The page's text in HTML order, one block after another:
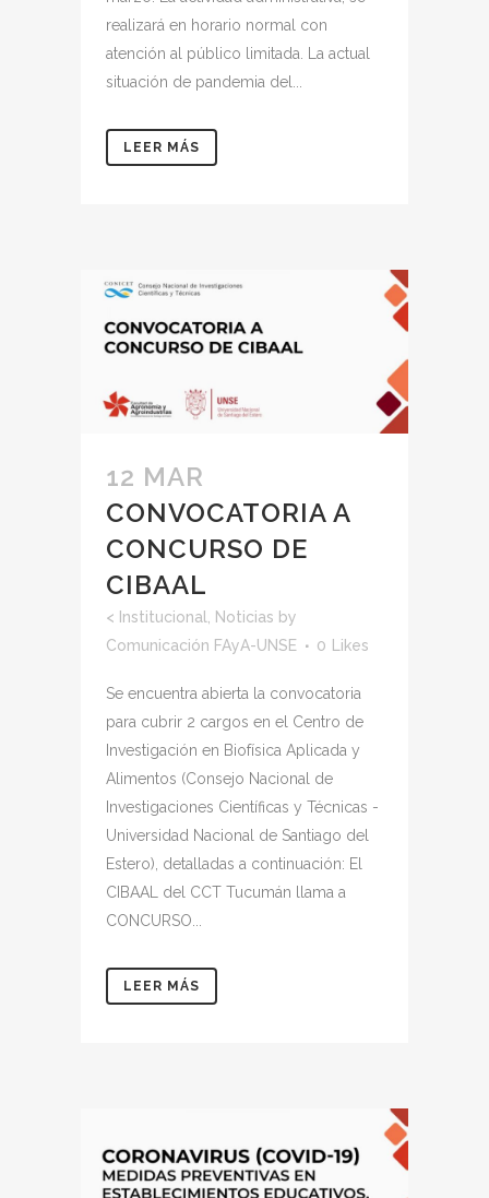
realizará en horario normal con
atención al público limitada. La actual
situación de pandemia del...
LEER MÁS
12 MAR
CONVOCATORIA A
CONCURSO DE
CIBAAL
< Institucional Noticias by
Comunicación FAyA-UNSE
0 Likes
Se encuentra abierta la convocatoria
para cubrir 2 cargos en el Centro de
Investigación en Biofísica Aplicada y
Alimentos (Consejo Nacional de
Investigaciones Científicas y Técnicas -
Universidad Nacional de Santiago del
Estero), detalladas a continuación: El
CIBAAL del CCT Tucumán llama a
CONCURSO...
LEER MÁS